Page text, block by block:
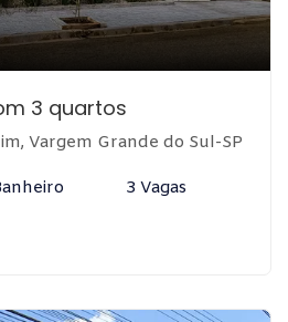
3 quartos
Vargem Grande do Sul-SP
3 Vagas